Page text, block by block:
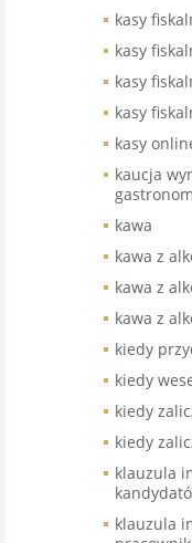
kasy
kasy
kasy
kasy
kasy
kaucja
kawa
kawa z
kawa z
kawa z
kiedy
kiedy
kiedy
kiedy
klauzula
klauzula